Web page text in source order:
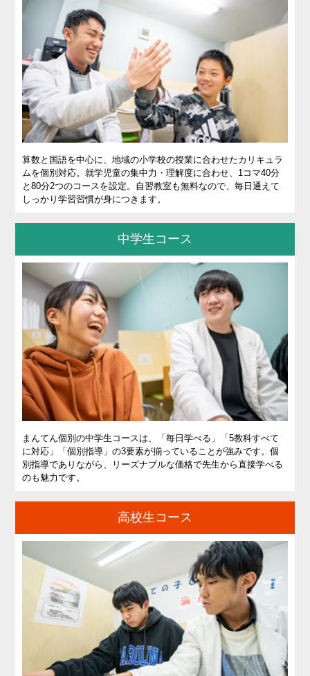
一覧
まん
よく
合せ
講師
募集
算数と国語を中心に、地域の小学校の授業に合わせたカリキュラ
ムを個別対応。就学児童の集中力・理解度に合わせ、1コマ40分
と80分2つのコースを設定。自習教室も無料なので、毎日通えて
しっかり学習習慣が身につきます。
中学生コース
まんてん個別の中学生コースは、「毎日学べる」「5教科すべて
に対応」「個別指導」の3要素が揃っていることが強みです。個
別指導でありながら、リーズナブルな価格で先生から直接学べる
のも魅力です。
高校生コース